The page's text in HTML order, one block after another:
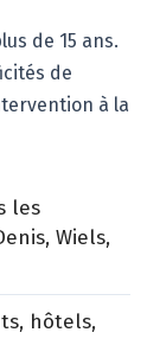
de 15 ans.
de
à la
les
Wiels,
hôtels,